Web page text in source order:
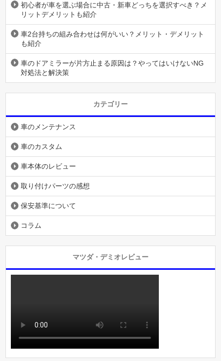
初心者が車を選ぶ場合に中古・新車どっちを選択すべき？メ
リットデメリットも紹介
車2台持ちの組み合わせは何がいい？メリット・デメリット
も紹介
車のドアミラーが片方止まる原因は？やってはいけないNG
対処法と解決策
カテゴリー
車のメンテナンス
車のカスタム
車本体のレビュー
取り付けパーツの感想
保安基準について
コラム
マツダ・デミオレビュー